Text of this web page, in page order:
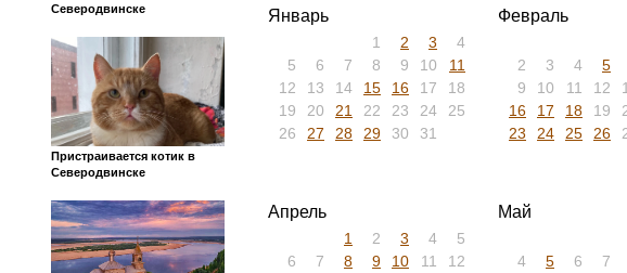
Северодвинске
Пристраивается котик в
Северодвинске
Январь
1 2 3
4
5
6 7 8 9 10
11
12
13 14 15 16 17
18
19
20 21 22 23 24
25
26
27 28 29 30 31
Февраль
2
3 4 5
9
10 11 12
16
17 18 19
23
24 25 26
Апрель
1 2 3 4
5
6
7 8 9 10 11
12
Май
4
5 6 7